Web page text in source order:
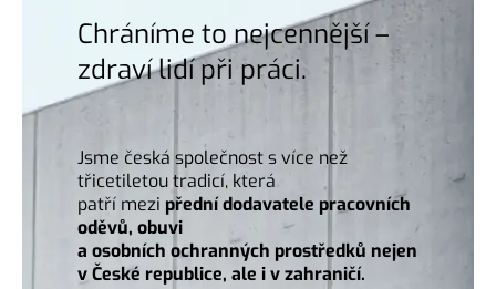
Chráníme to nejcennější –
zdraví lidí při práci.
Jsme česká společnost s více než
třicetiletou tradicí, která
patří mezi přední dodavatele pracovních
oděvů, obuvi
a osobních ochranných prostředků nejen
v České republice, ale i v zahraničí.